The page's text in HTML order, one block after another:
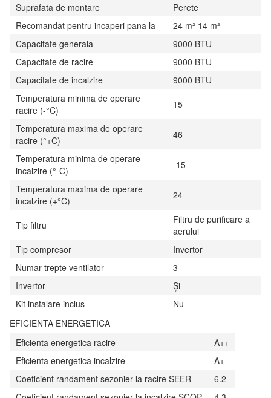
Suprafata de montare
Perete
Recomandat pentru incaperi pana la
24 m² 14 m²
Capacitate generala
9000 BTU
Capacitate de racire
9000 BTU
Capacitate de incalzire
9000 BTU
Temperatura minima de operare
racire (-°C)
15
Temperatura maxima de operare
racire (°+C)
46
Temperatura minima de operare
incalzire (°-C)
-15
Temperatura maxima de operare
incalzire (+°C)
24
Tip filtru
Filtru de purificare a
aerului
Tip compresor
Invertor
Numar trepte ventilator
3
Invertor
Și
Kit instalare inclus
Nu
EFICIENTA ENERGETICA
Eficienta energetica racire
A++
Eficienta energetica incalzire
A+
Coeficient randament sezonier la racire SEER
6.2